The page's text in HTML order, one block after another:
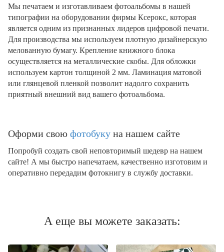
Мы печатаем и изготавливаем фотоальбомы в нашей
типографии на оборудовании фирмы Ксерокс, которая
является одним из признанных лидеров цифровой печати.
Для производства мы используем плотную дизайнерскую
мелованную бумагу. Крепление книжного блока
осуществляется на металлические скобы. Для обложки
используем картон толщиной 2 мм. Ламинация матовой
или глянцевой пленкой позволит надолго сохранить
приятный внешний вид вашего фотоальбома.
Оформи свою фотобуку на нашем сайте
Попробуй создать свой неповторимый шедевр на нашем
сайте! А мы быстро напечатаем, качественно изготовим и
оперативно передадим фотокнигу в службу доставки.
А еще вы можете заказать: